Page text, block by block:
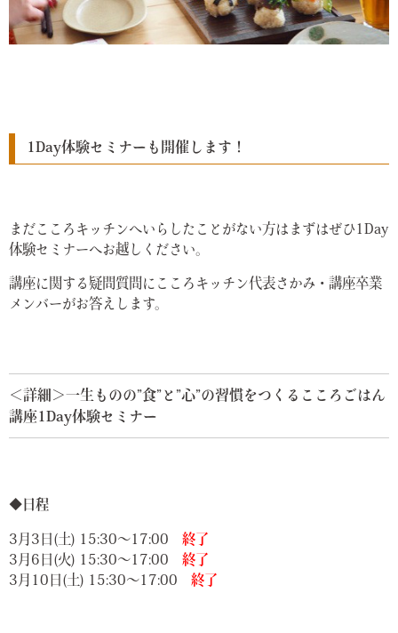
1Day体験セミナーも開催します！
まだこころキッチンへいらしたことがない方はまずはぜひ1Day
体験セミナーへお越しください。
講座に関する疑問質問にこころキッチン代表さかみ・講座卒業
メンバーがお答えします。
＜詳細＞一生ものの”食”と”心”の習慣をつくるこころごはん
講座1Day体験セミナー
◆ 日程
3月3日(土) 15:30～17:00 終了
3月6日(火) 15:30～17:00 終了
3月10日(土) 15:30～17:00 終了